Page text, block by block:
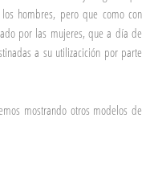
hombres, pero que como con
por las mujeres, que a día de
a su utilizacición por parte
mostrando otros modelos de